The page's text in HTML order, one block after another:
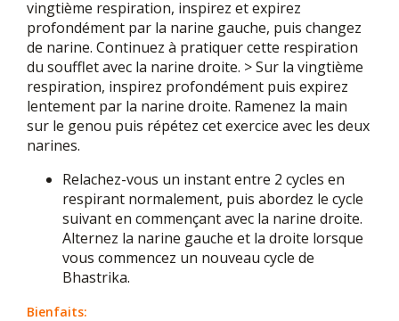
vingtième respiration, inspirez et expirez
profondément par la narine gauche, puis changez
de narine. Continuez à pratiquer cette respiration
du soufflet avec la narine droite. > Sur la vingtième
respiration, inspirez profondément puis expirez
lentement par la narine droite. Ramenez la main
sur le genou puis répétez cet exercice avec les deux
narines.
Relachez-vous un instant entre 2 cycles en
respirant normalement, puis abordez le cycle
suivant en commençant avec la narine droite.
Alternez la narine gauche et la droite lorsque
vous commencez un nouveau cycle de
Bhastrika.
Bienfaits: